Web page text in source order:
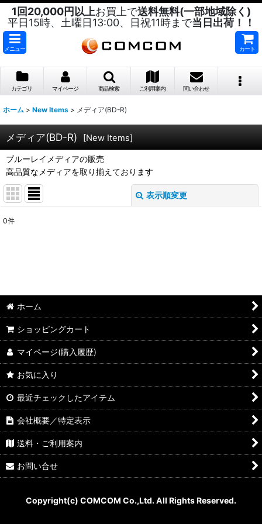
1回20,000円以上お買上で送料無料(一部地域除く)
平日15時、土曜日13:00、日祝11時まで当日出荷！！
メニュー カート
カテゴリ マイページ 商品検索 ご利用案内 問い合わせ
ホーム > New Items > メディア(BD-R)
メディア(BD-R) [New Items]
ブルーレイメディアの販売
高品質なメディアを取り揃えております
表示順変更
0件
ホーム
ショッピングカート
マイページ(購入履歴)
お気に入り
最近チェックしたアイテム
会社概要／特定表示
送料・ご利用案内
お問い合せ
Copyright(c) COMCOM Co.,Ltd. All Rights Reserved.